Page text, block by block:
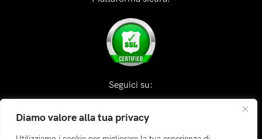
Diamo valore alla tua privacy
Seguici su: